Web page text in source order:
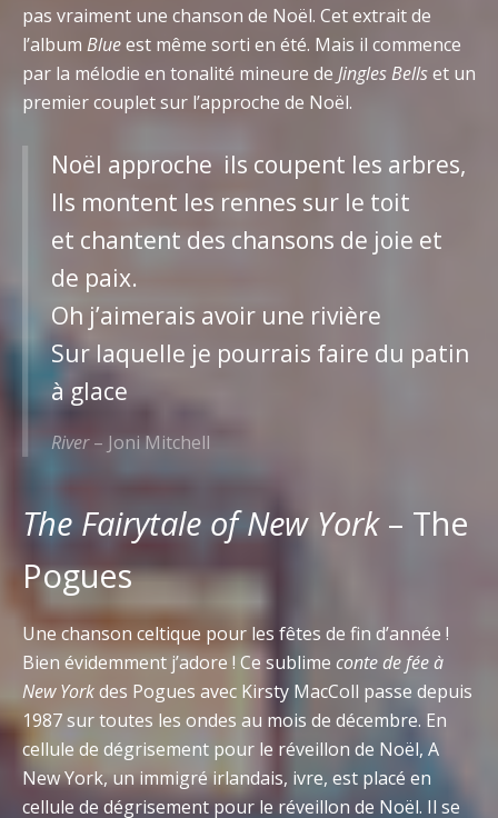
pas vraiment une chanson de Noël. Cet extrait de
l’album Blueest même sorti en été. Mais il commence
par la mélodie en tonalité mineure de Jingles Bellset un
premier couplet sur l’approche de Noël.
Noël approche ils coupent les arbres,
Ils montent les rennes sur le toit
et chantent des chansons de joie et
de paix.
Oh j’aimerais avoir une rivière
Sur laquelle je pourrais faire du patin
à glace
River– Joni Mitchell
The Fairytale of New York– The
Pogues
Une chanson celtique pour les fêtes de fin d’année !
Bien évidemment j’adore ! Ce sublime conte de fée à
New Yorkdes Pogues avec Kirsty MacColl passe depuis
1987 sur toutes les ondes au mois de décembre. En
cellule de dégrisement pour le réveillon de Noël, A
New York, un immigré irlandais, ivre, est placé en
cellule de dégrisement pour le réveillon de Noël. Il se